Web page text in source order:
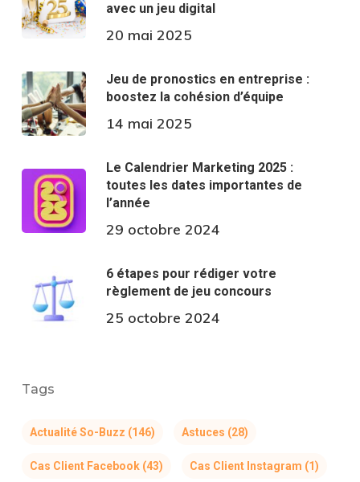
avec un jeu digital
20 mai 2025
Jeu de pronostics en entreprise :
boostez la cohésion d’équipe
14 mai 2025
Le Calendrier Marketing 2025 :
toutes les dates importantes de
l’année
29 octobre 2024
6 étapes pour rédiger votre
règlement de jeu concours
25 octobre 2024
Tags
Actualité So-Buzz (146) Astuces (28)
Cas Client Facebook(43) Cas Client Instagram (1)